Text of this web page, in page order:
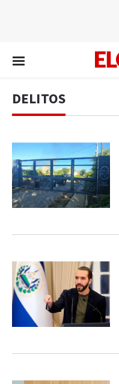
DELITOS